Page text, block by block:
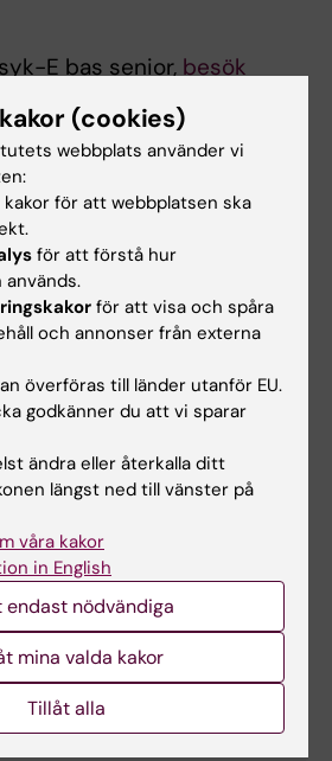
E bas senior, besök
".
att kunskapen
leder till långvarig
rekommenderar vi
inköpet av Psyk-E
en skräddarsydd digital
mer information om
finns också i länken
kontakta:
Jacobsen
(cookies)
webbplats använder vi
kakor för att webbplatsen ska
för att förstå hur
för att visa och spåra
och annonser från externa
överföras till länder utanför EU.
godkänner du att vi sparar
ändra eller återkalla ditt
längst ned till vänster på
våra kakor
in English
endast nödvändiga
mina valda kakor
Tillåt alla